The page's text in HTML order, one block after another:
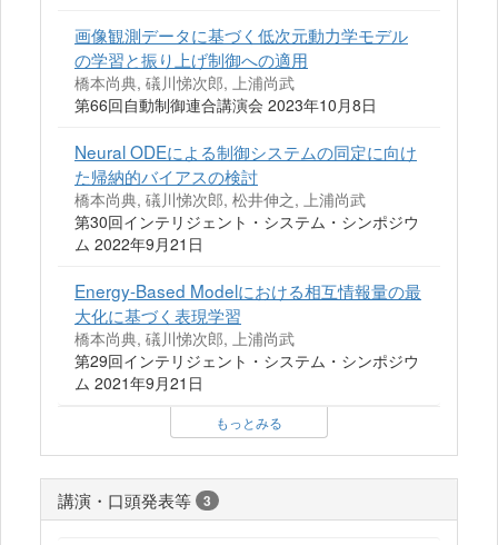
画像観測データに基づく低次元動力学モデル
の学習と振り上げ制御への適用
橋本尚典, 礒川悌次郎, 上浦尚武
第66回自動制御連合講演会 2023年10月8日
Neural ODEによる制御システムの同定に向け
た帰納的バイアスの検討
橋本尚典, 礒川悌次郎, 松井伸之, 上浦尚武
第30回インテリジェント・システム・シンポジウ
ム 2022年9月21日
Energy-Based Modelにおける相互情報量の最
大化に基づく表現学習
橋本尚典, 礒川悌次郎, 上浦尚武
第29回インテリジェント・システム・シンポジウ
ム 2021年9月21日
もっとみる
講演・口頭発表等 3